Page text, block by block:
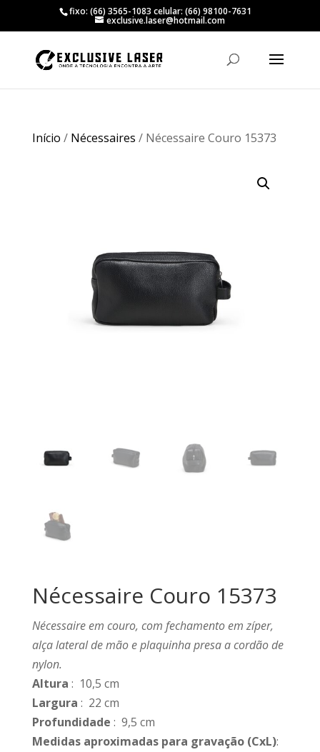
fixo: (66) 3565-1083 celular: (66) 98100-7631
exclusive.laser@hotmail.com
Início / Nécessaires / Nécessaire Couro 15373
Nécessaire Couro 15373
Nécessaire em couro, com fechamento em zíper,
alça lateral de mão e plaquinha presa a cordão de
nylon.
Altura : 10,5 cm
Largura : 22 cm
Profundidade : 9,5 cm
Medidas aproximadas para gravação(CxL):